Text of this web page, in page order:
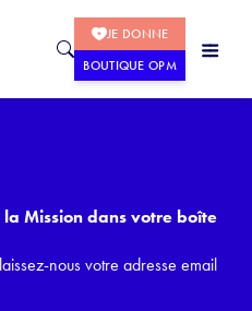
JE DONNE
BOUTIQUE OPM
Mission dans votre boîte
nous votre adresse email